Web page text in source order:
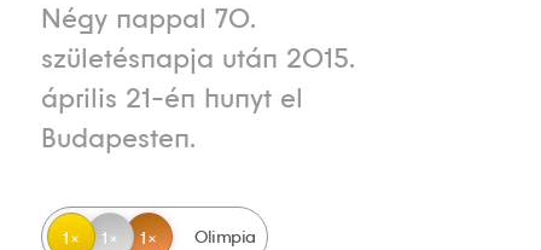
Négy nappal 70.
születésnapja után 2015.
április 21-én hunyt el
Budapesten.
1 1 1 Olimpia